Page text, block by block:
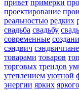
привет примерки
проектирование
реальностью редких
свадьба свадьбу
современные
сэндвич
товарами товаров
торговых трендов
утеплением уютной
энергии ярких яркого